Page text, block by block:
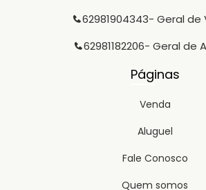
62981904343- Geral de
62981182206- Geral de
Páginas
Venda
Aluguel
Fale Conosco
Quem somos